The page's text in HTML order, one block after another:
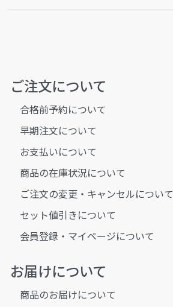
ご注文について
合格前予約について
早期注文について
お支払いについて
商品の在庫状況について
ご注文の変更・キャンセルについて
セット値引きについて
会員登録・マイページについて
お届けについて
商品のお届けについて